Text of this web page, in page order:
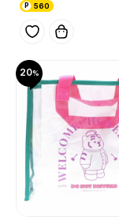
560
20